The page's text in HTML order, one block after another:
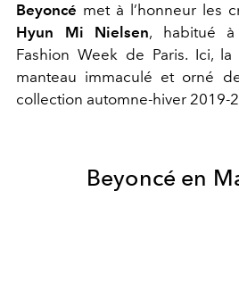
Beyoncé met à l’honneur les
Hyun Mi Nielsen, habitué
Fashion Week de Paris. Ici,
manteau immaculé et orné
collection automne-hiver 2019-
Beyoncé en